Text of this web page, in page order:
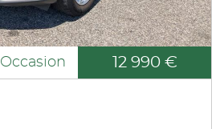
Occasion 12 990 €